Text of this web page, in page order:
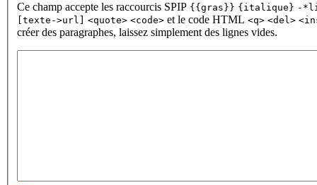
Ce champ accepte les raccourcis SPIP {{gras}} {italique} -
[texte->url]
<quote> <code> et le code HTML <q> <del>
créer des paragraphes, laissez simplement des lignes vides.